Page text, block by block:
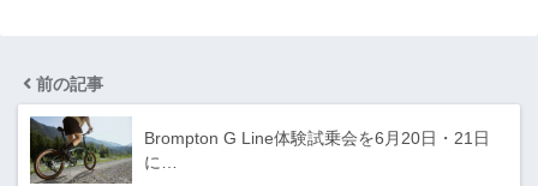
前の記事
Brompton G Line体験試乗会を6月20日・21日
に…